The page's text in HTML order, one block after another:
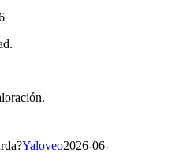
Yaloveo2026-06-